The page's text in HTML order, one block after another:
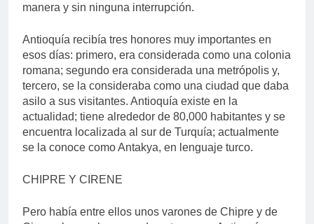
manera y sin ninguna interrupción.
Antioquía recibía tres honores muy importantes en
esos días: primero, era considerada como una colonia
romana; segundo era considerada una metrópolis y,
tercero, se la consideraba como una ciudad que daba
asilo a sus visitantes. Antioquía existe en la
actualidad; tiene alrededor de 80,000 habitantes y se
encuentra localizada al sur de Turquía; actualmente
se la conoce como Antakya, en lenguaje turco.
CHIPRE Y CIRENE
Pero había entre ellos unos varones de Chipre y de